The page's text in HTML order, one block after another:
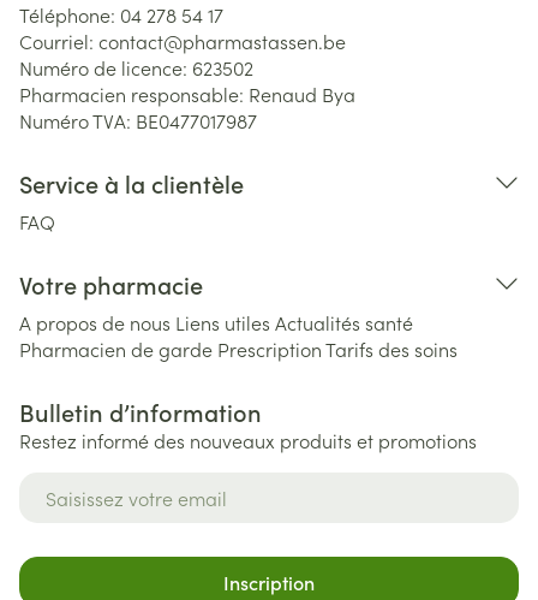
Téléphone: 04 278 54 17
Courriel: contact@pharmastassen.be
Numéro de licence: 623502
Pharmacien responsable: Renaud Bya
Numéro TVA: BE0477017987
Service à la clientèle
FAQ
Votre pharmacie
A propos de nous Liens utiles Actualités santé
Pharmacien de garde PrescriptionTarifs des soins
Bulletin d’information
Restez informé des nouveaux produits et promotions
Inscription